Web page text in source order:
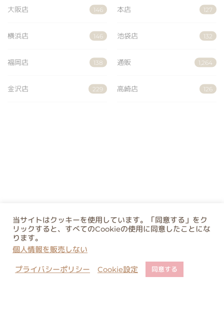
大阪店 146 本店 127
横浜店 146 池袋店 132
福岡店 138 通販 1,264
金沢店 229 高崎店 126
当サイトはクッキーを使用しています。「同意する」をク
リックすると、すべてのCookieの使用に同意したことにな
ります。
個人情報を販売しない
プライバシーポリシー Cookie設定 同意する